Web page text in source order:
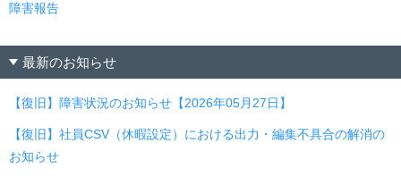
障害報告
最新のお知らせ
【復旧】障害状況のお知らせ【2026年05月27日】
【復旧】社員CSV（休暇設定）における出力・編集不具合の解消の
お知らせ